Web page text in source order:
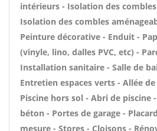
intérieurs - Isolation des
Isolation des combles
Peinture décorative - Enduit -
(vinyle, lino, dalles PVC, etc) -
Installation sanitaire - Salle de
Entretien espaces verts - Allée
Piscine hors sol - Abri de piscine
béton - Portes de garage -
mesure - Stores - Cloisons -